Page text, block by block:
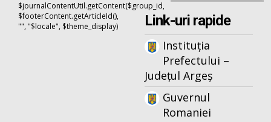
$journalContentUtil.getContent($group_id,
$footerContent.getArticleId(),
"", "$locale", $theme_display)
Link-uri rapide
Instituția
Prefectului –
Județul Argeș
Guvernul
Romaniei